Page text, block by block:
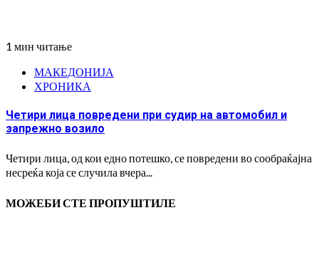
1 мин читање
МАКЕДОНИЈА
ХРОНИКА
Четири лица повредени при судир на автомобил и
запрежно возило
Четири лица, од кои едно потешко, се повредени во сообраќајна
несреќа која се случила вчера...
МОЖЕБИ СТЕ ПРОПУШТИЛЕ